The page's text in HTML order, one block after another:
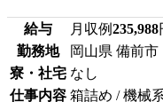
給与 月収例235,988
勤務地
岡山県 備前市
寮・社宅 なし
仕事内容 箱詰め / 機械